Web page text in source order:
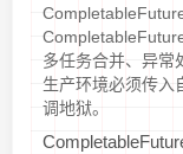
CompletableFuture
多任务合并、异常
生产环境必须传入
调地狱。